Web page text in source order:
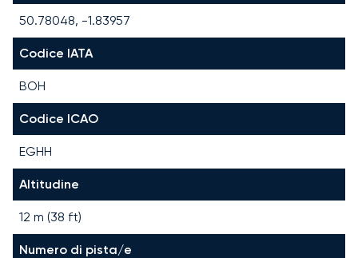
50.78048, -1.83957
Codice IATA
BOH
Codice ICAO
EGHH
Altitudine
12 m (38 ft)
Numero di pista/e